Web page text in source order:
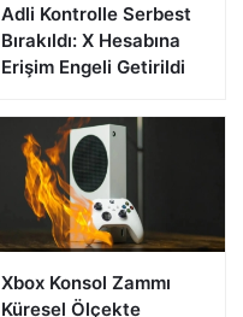
Adli Kontrolle Serbest
Bırakıldı: X Hesabına
Erişim Engeli Getirildi
Xbox Konsol Zammı
Küresel Ölçekte